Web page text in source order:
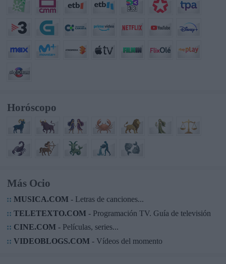
Horóscopo
Más Ocio
:: MUSICA.COM- Letras de canciones...
:: TELETEXTO.COM- Programación TV. Guía de televisión
:: CINE.COM- Películas, series...
:: VIDEOBLOGS.COM- Vídeos del momento